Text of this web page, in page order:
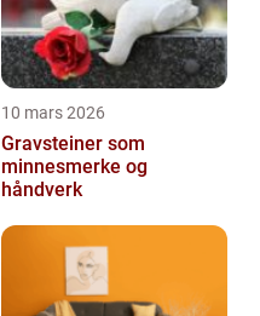
10 mars 2026
Gravsteiner som
minnesmerke og
håndverk